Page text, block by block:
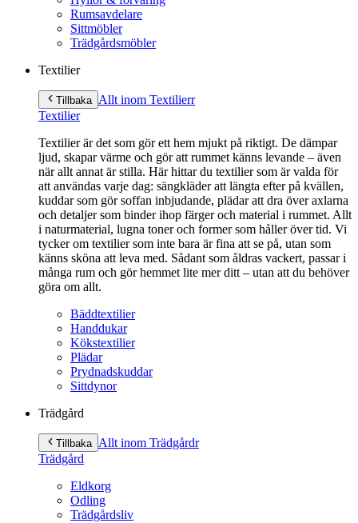
Rumsavdelare
Sittmöbler
Trädgårdsmöbler
Textilier
Tillbaka Allt inom Textilierr
Textilier
Textilier är det som gör ett hem mjukt på riktigt. De dämpar
ljud, skapar värme och gör att rummet känns levande – även
när allt annat är stilla. Här hittar du textilier som är valda för
att användas varje dag: sängkläder att längta efter på kvällen,
kuddar som gör soffan inbjudande, plädar att dra över axlarna
och detaljer som binder ihop färger och material i rummet. Allt
i naturmaterial, lugna toner och former som håller över tid. Vi
tycker om textilier som inte bara är fina att se på, utan som
känns sköna att leva med. Sådant som åldras vackert, passar i
många rum och gör hemmet lite mer ditt – utan att du behöver
göra om allt.
Bäddtextilier
Handdukar
Kökstextilier
Plädar
Prydnadskuddar
Sittdynor
Trädgård
Tillbaka Allt inom Trädgårdr
Trädgård
Eldkorg
Odling
Trädgårdsliv